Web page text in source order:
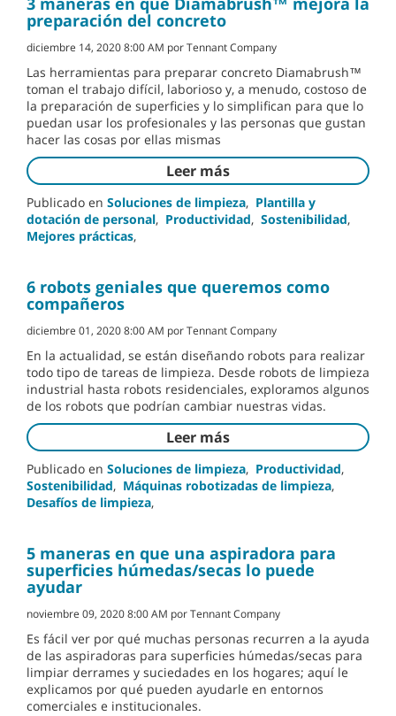
preparación del concreto
diciembre 14, 2020 8:00 AM por Tennant Company
Las herramientas para preparar concreto Diamabrush™
toman el trabajo difícil, laborioso y, a menudo, costoso de
la preparación de superficies y lo simplifican para que lo
puedan usar los profesionales y las personas que gustan
hacer las cosas por ellas mismas
Leer más
Publicado en Soluciones de limpieza, Plantilla y
dotación de personal, Productividad, Sostenibilidad,
Mejores prácticas,
6 robots geniales que queremos como
compañeros
diciembre 01, 2020 8:00 AM por Tennant Company
En la actualidad, se están diseñando robots para realizar
todo tipo de tareas de limpieza. Desde robots de limpieza
industrial hasta robots residenciales, exploramos algunos
de los robots que podrían cambiar nuestras vidas.
Leer más
Publicado en Soluciones de limpieza, Productividad,
Sostenibilidad, Máquinas robotizadas de limpieza,
Desafíos de limpieza,
5 maneras en que una aspiradora para
superficies húmedas/secas lo puede
ayudar
noviembre 09, 2020 8:00 AM por Tennant Company
Es fácil ver por qué muchas personas recurren a la ayuda
de las aspiradoras para superficies húmedas/secas para
limpiar derrames y suciedades en los hogares; aquí le
explicamos por qué pueden ayudarle en entornos
comerciales e institucionales.